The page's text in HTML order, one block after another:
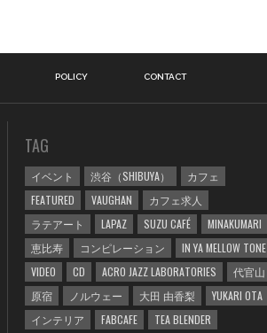
POLICY CONTACT
TAG
イベント 渋谷（SHIBUYA）
カフェ
FEATURED
VAUGHAN
カフェ求人
ラテアート
LAPAZ SUZU CAFÉ
MINAKUMARI
恵比寿
コンピレーション
IN YA MELLOW TONE
VIDEO
CD ACRO JAZZ LABORATORIES
代官山
原宿
ノルウェー 大田 由香梨
YUKARI OTA
インテリア
FABCAFE TEA BLENDER